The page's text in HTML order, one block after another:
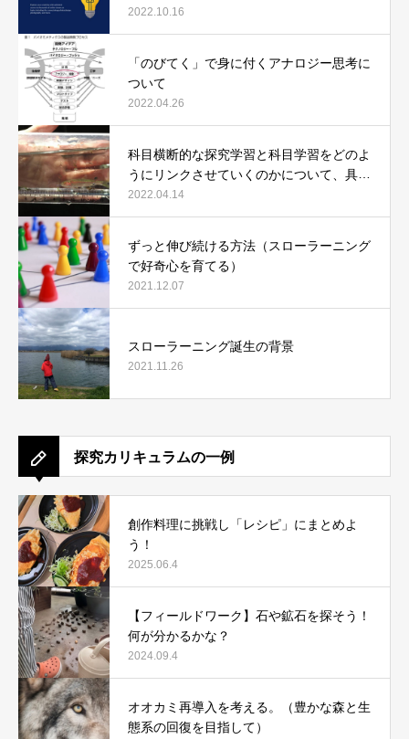
2022.10.16
「のびてく」で身に付くアナロジー思考に
ついて
2022.04.26
科目横断的な探究学習と科目学習をどのよ
うにリンクさせていくのかについて、具体
例で説明します。
2022.04.14
ずっと伸び続ける方法（スローラーニング
で好奇心を育てる）
2021.12.07
スローラーニング誕生の背景
2021.11.26
探究カリキュラムの一例
創作料理に挑戦し「レシピ」にまとめよ
う！
2025.06.4
【フィールドワーク】石や鉱石を探そう！
何が分かるかな？
2024.09.4
オオカミ再導入を考える。（豊かな森と生
態系の回復を目指して）